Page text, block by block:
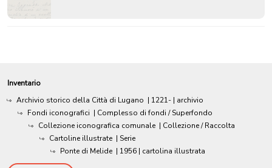
Inventario
Archivio storico della Città di Lugano | 1221- | archivio
Fondi iconografici | Complesso di fondi / Superfondo
Collezione iconografica comunale | Collezione / Raccolta
Cartoline illustrate | Serie
Ponte di Melide | 1956 | cartolina illustrata